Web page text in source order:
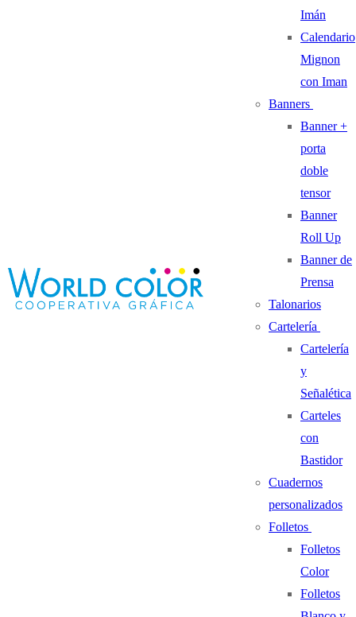
Imán
Calendario
Mignon
con Iman
Banners
Banner +
porta
doble
tensor
Banner
Roll Up
Banner de
Prensa
Talonarios
Cartelería
Cartelería
y
Señalética
Carteles
con
Bastidor
Cuadernos
personalizados
Folletos
Folletos
Color
Folletos